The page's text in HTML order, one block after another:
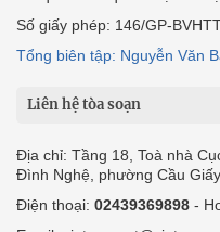
Số giấy phép: 146/GP-
Tổng biên tập: Nguyễn Văn
Liên hệ tòa soạn
Địa chỉ: Tầng 18, Toà nhà
Đình Nghệ, phường Cầu
Điện thoại: 02439369898 -